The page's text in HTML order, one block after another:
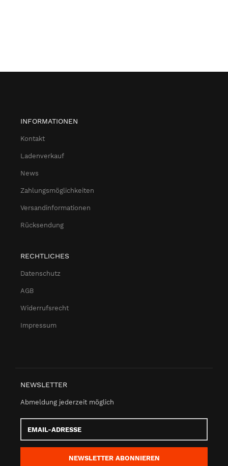
INFORMATIONEN
Kontakt
Ladenverkauf
News
Zahlungsmöglichkeiten
Versandinformationen
Rücksendung
RECHTLICHES
Datenschutz
AGB
Widerrufsrecht
Impressum
NEWSLETTER
Abmeldung jederzeit möglich
Adresse
NEWSLETTER ABONNIEREN